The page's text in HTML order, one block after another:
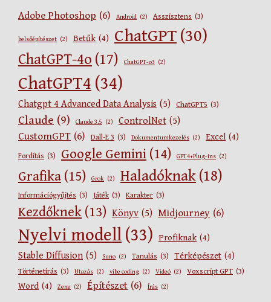
Adobe Photoshop (6) Android (2) Asszisztens (3)
belsőépítészet (2) Betűk (4) ChatGPT (30)
ChatGPT-4o (17) ChatGPT-o3 (2)
ChatGPT4 (34)
Chatgpt 4 Advanced Data Analysis (5) ChatGPT5 (3)
Claude (9) Claude 3.5 (2) ControlNet (5)
CustomGPT (6) Dall-E 3 (3) Dokumentumkezelés (2) Excel (4)
Fordítás (3) Google Gemini (14) GPT4+Plug-ins (2)
Grafika (15) Grok (2) Haladóknak (18)
Információgyűjtés (3) Játék (3) Karakter (3)
Kezdőknek (13) Könyv (5) Midjourney (6)
Nyelvi modell (33) Profiknak (4)
Stable Diffusion (5) Suno (2) Tanulás (3) Térképészet (4)
Történetírás (3) Utazás (2) vibe coding (2) Videó (2) Voxscript GPT (3)
Word (4) Zene (2) Építészet (6) Írás (2)